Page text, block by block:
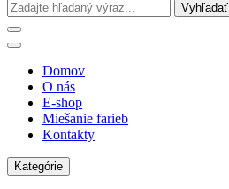
Vyhľadať
Domov
O nás
E-shop
Miešanie farieb
Kontakty
Kategórie